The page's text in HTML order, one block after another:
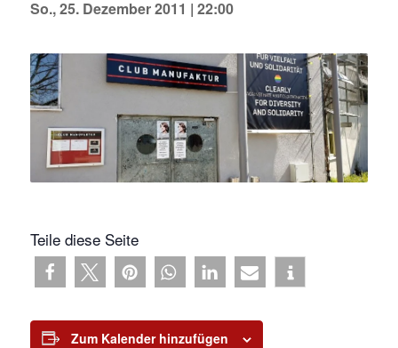
So., 25. Dezember 2011 | 22:00
Teile diese Seite
Zum Kalender hinzufügen